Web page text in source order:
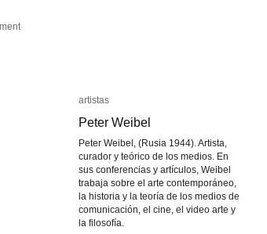
artistas
Peter Weibel
Peter Weibel, (Rusia 1944). Artista,
curador y teórico de los medios. En
sus conferencias y artículos, Weibel
trabaja sobre el arte contemporáneo,
la historia y la teoría de los medios de
comunicación, el cine, el video arte y
la filosofía.
artistas
Peter Weibel